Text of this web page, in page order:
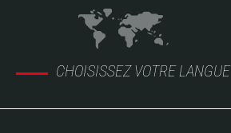
CHOISISSEZ VOTRE LANGUE